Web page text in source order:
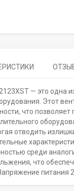
— это
Этот
что
отводить
среди
что
питания